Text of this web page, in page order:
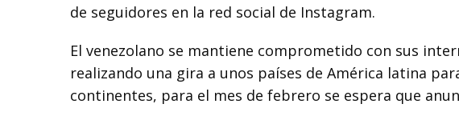
de seguidores en la red social de Instagram.
El venezolano se mantiene comprometido con sus
realizando una gira a unos países de América latina
continentes, para el mes de febrero se espera que